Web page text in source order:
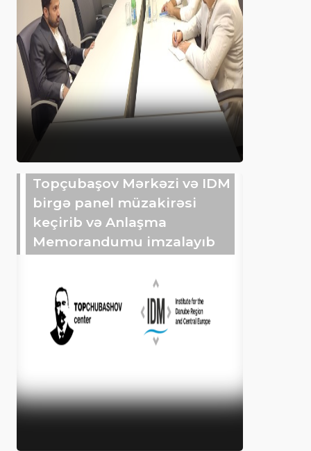
Topçubaşov Mərkəzi və IDM
birgə panel müzakirəsi
keçirib və Anlaşma
Memorandumu imzalayıb